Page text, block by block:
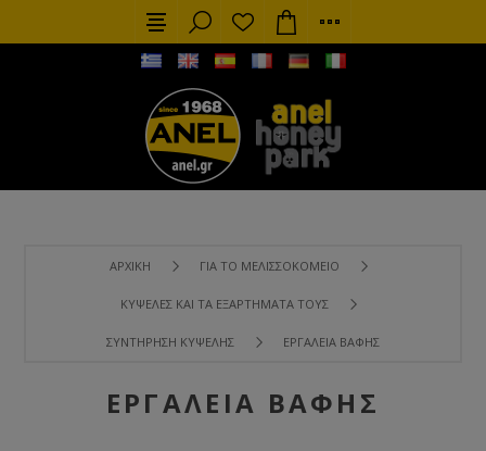
ΑΡΧΙΚΉ ΓΙΑ ΤΟ ΜΕΛΙΣΣΟΚΟΜΕΊΟ
ΚΥΨΈΛΕΣ ΚΑΙ ΤΑ ΕΞΑΡΤΉΜΑΤΑ ΤΟΥΣ
ΣΥΝΤΉΡΗΣΗ ΚΥΨΈΛΗΣ ΕΡΓΑΛΕΊΑ ΒΑΦΉΣ
ΕΡΓΑΛΕΊΑ ΒΑΦΉΣ